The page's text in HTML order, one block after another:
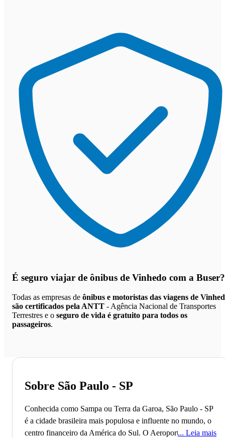
É seguro viajar de ônibus de Vinhedo com a Buser?
Todas as empresas de ônibus e motoristas das viagens de
são certificados pela ANTT - Agência Nacional de Transportes
Terrestres e o seguro de vida é gratuito para todos os
passageiros.
Sobre São Paulo - SP
Conhecida como Sampa ou Terra da Garoa, São Paulo - SP
é a cidade brasileira mais populosa e influente no mundo, o
centro financeiro da América do Sul. O Aeroporto deLeia mais